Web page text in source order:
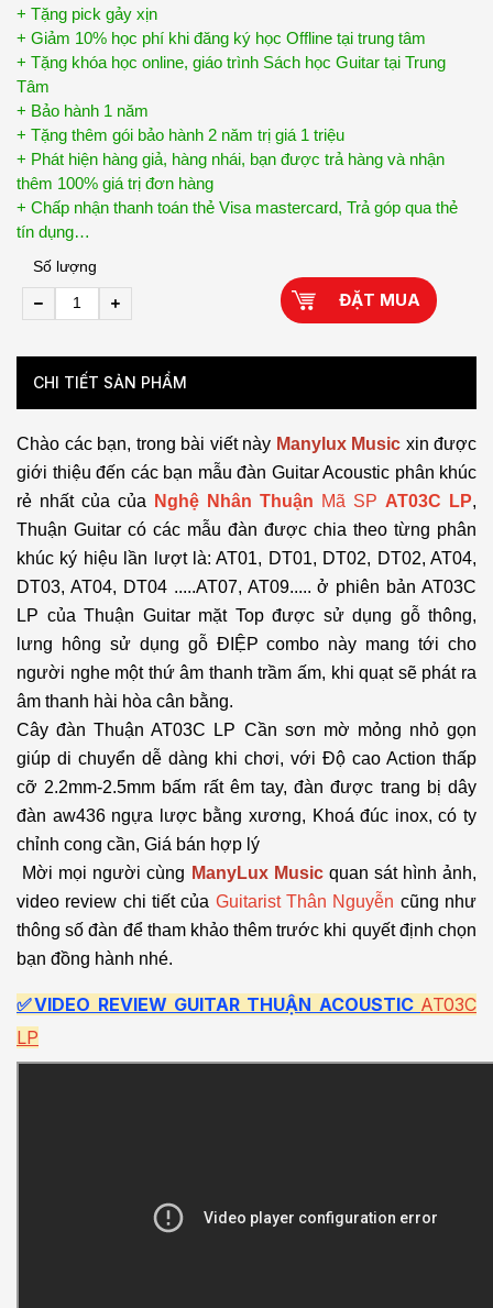
+ Tặng pick gảy xịn
+ Giảm 10% học phí khi đăng ký học Offline tại trung tâm
+ Tặng khóa học online, giáo trình Sách học Guitar tại Trung
Tâm
+ Bảo hành 1 năm
+ Tặng thêm gói bảo hành 2 năm trị giá 1 triệu
+ Phát hiện hàng giả, hàng nhái, bạn được trả hàng và nhận
thêm 100% giá trị đơn hàng
+ Chấp nhận thanh toán thẻ Visa mastercard, Trả góp qua thẻ
tín dụng…
Số lượng
ĐẶT MUA
CHI TIẾT SẢN PHẨM
Chào các bạn, trong bài viết này Manylux Music xin được
giới thiệu đến các bạn mẫu đàn Guitar Acoustic phân khúc
rẻ nhất của của
Nghệ Nhân Thuận Mã SP AT03C LP,
Thuận Guitar có các mẫu đàn được chia theo từng phân
khúc ký hiệu lần lượt là: AT01, DT01, DT02, DT02, AT04,
DT03, AT04, DT04 .....AT07, AT09..... ở phiên bản AT03C
LP của Thuận Guitar mặt Top được sử dụng gỗ thông,
lưng hông sử dụng gỗ ĐIỆP combo này mang tới cho
người nghe một thứ âm thanh trầm ấm, khi quạt sẽ phát ra
âm thanh hài hòa cân bằng.
Cây đàn Thuận AT03C LP Cần sơn mờ mỏng nhỏ gọn
giúp di chuyển dễ dàng khi chơi, với Độ cao Action thấp
cỡ 2.2mm-2.5mm bấm rất êm tay, đàn được trang bị dây
đàn aw436 ngựa lược bằng xương, Khoá đúc inox, có ty
chỉnh cong cần, Giá bán hợp lý
Mời mọi người cùng ManyLux Musicquan sát hình ảnh,
video review chi tiết của Guitarist Thân Nguyễn cũng như
thông số đàn để tham khảo thêm trước khi quyết định chọn
bạn đồng hành nhé.
✅VIDEO REVIEW GUITAR THUẬN ACOUSTIC AT03C
LP